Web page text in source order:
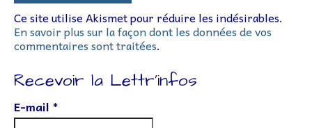
Ce site utilise Akismet pour réduire les indésirables.
En savoir plus sur la façon dont les données de vos
commentaires sont traitées.
Recevoir la Lettr’infos
E-mail *